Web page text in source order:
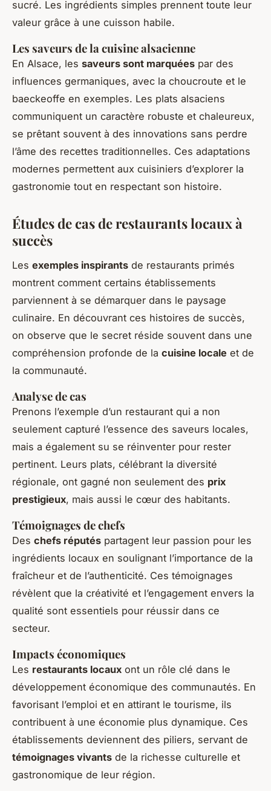
sucré. Les ingrédients simples prennent toute leur
valeur grâce à une cuisson habile.
Les saveurs de la cuisine alsacienne
En Alsace, les saveurs sont marquées par des
influences germaniques, avec la choucroute et le
baeckeoffe en exemples. Les plats alsaciens
communiquent un caractère robuste et chaleureux,
se prêtant souvent à des innovations sans perdre
l’âme des recettes traditionnelles. Ces adaptations
modernes permettent aux cuisiniers d’explorer la
gastronomie tout en respectant son histoire.
Études de cas de restaurants locaux à
succès
Les exemples inspirants de restaurants primés
montrent comment certains établissements
parviennent à se démarquer dans le paysage
culinaire. En découvrant ces histoires de succès,
on observe que le secret réside souvent dans une
compréhension profonde de la cuisine locale et de
la communauté.
Analyse de cas
Prenons l’exemple d’un restaurant qui a non
seulement capturé l’essence des saveurs locales,
mais a également su se réinventer pour rester
pertinent. Leurs plats, célébrant la diversité
régionale, ont gagné non seulement des prix
prestigieux, mais aussi le cœur des habitants.
Témoignages de chefs
Des chefs réputés partagent leur passion pour les
ingrédients locaux en soulignant l’importance de la
fraîcheur et de l’authenticité. Ces témoignages
révèlent que la créativité et l’engagement envers la
qualité sont essentiels pour réussir dans ce
secteur.
Impacts économiques
Les restaurants locaux ont un rôle clé dans le
développement économique des communautés. En
favorisant l’emploi et en attirant le tourisme, ils
contribuent à une économie plus dynamique. Ces
établissements deviennent des piliers, servant de
témoignages vivants de la richesse culturelle et
gastronomique de leur région.